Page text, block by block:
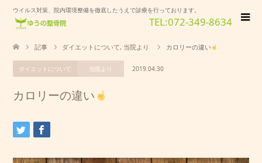
ウイルス対策、院内環境整備を徹底したうえで診療を行っております。
TEL:072-349-8634
記事 ダイエットについて, 当院より カロリーの違い
ダイエットについて 当院より 2019.04.30
カロリーの違い